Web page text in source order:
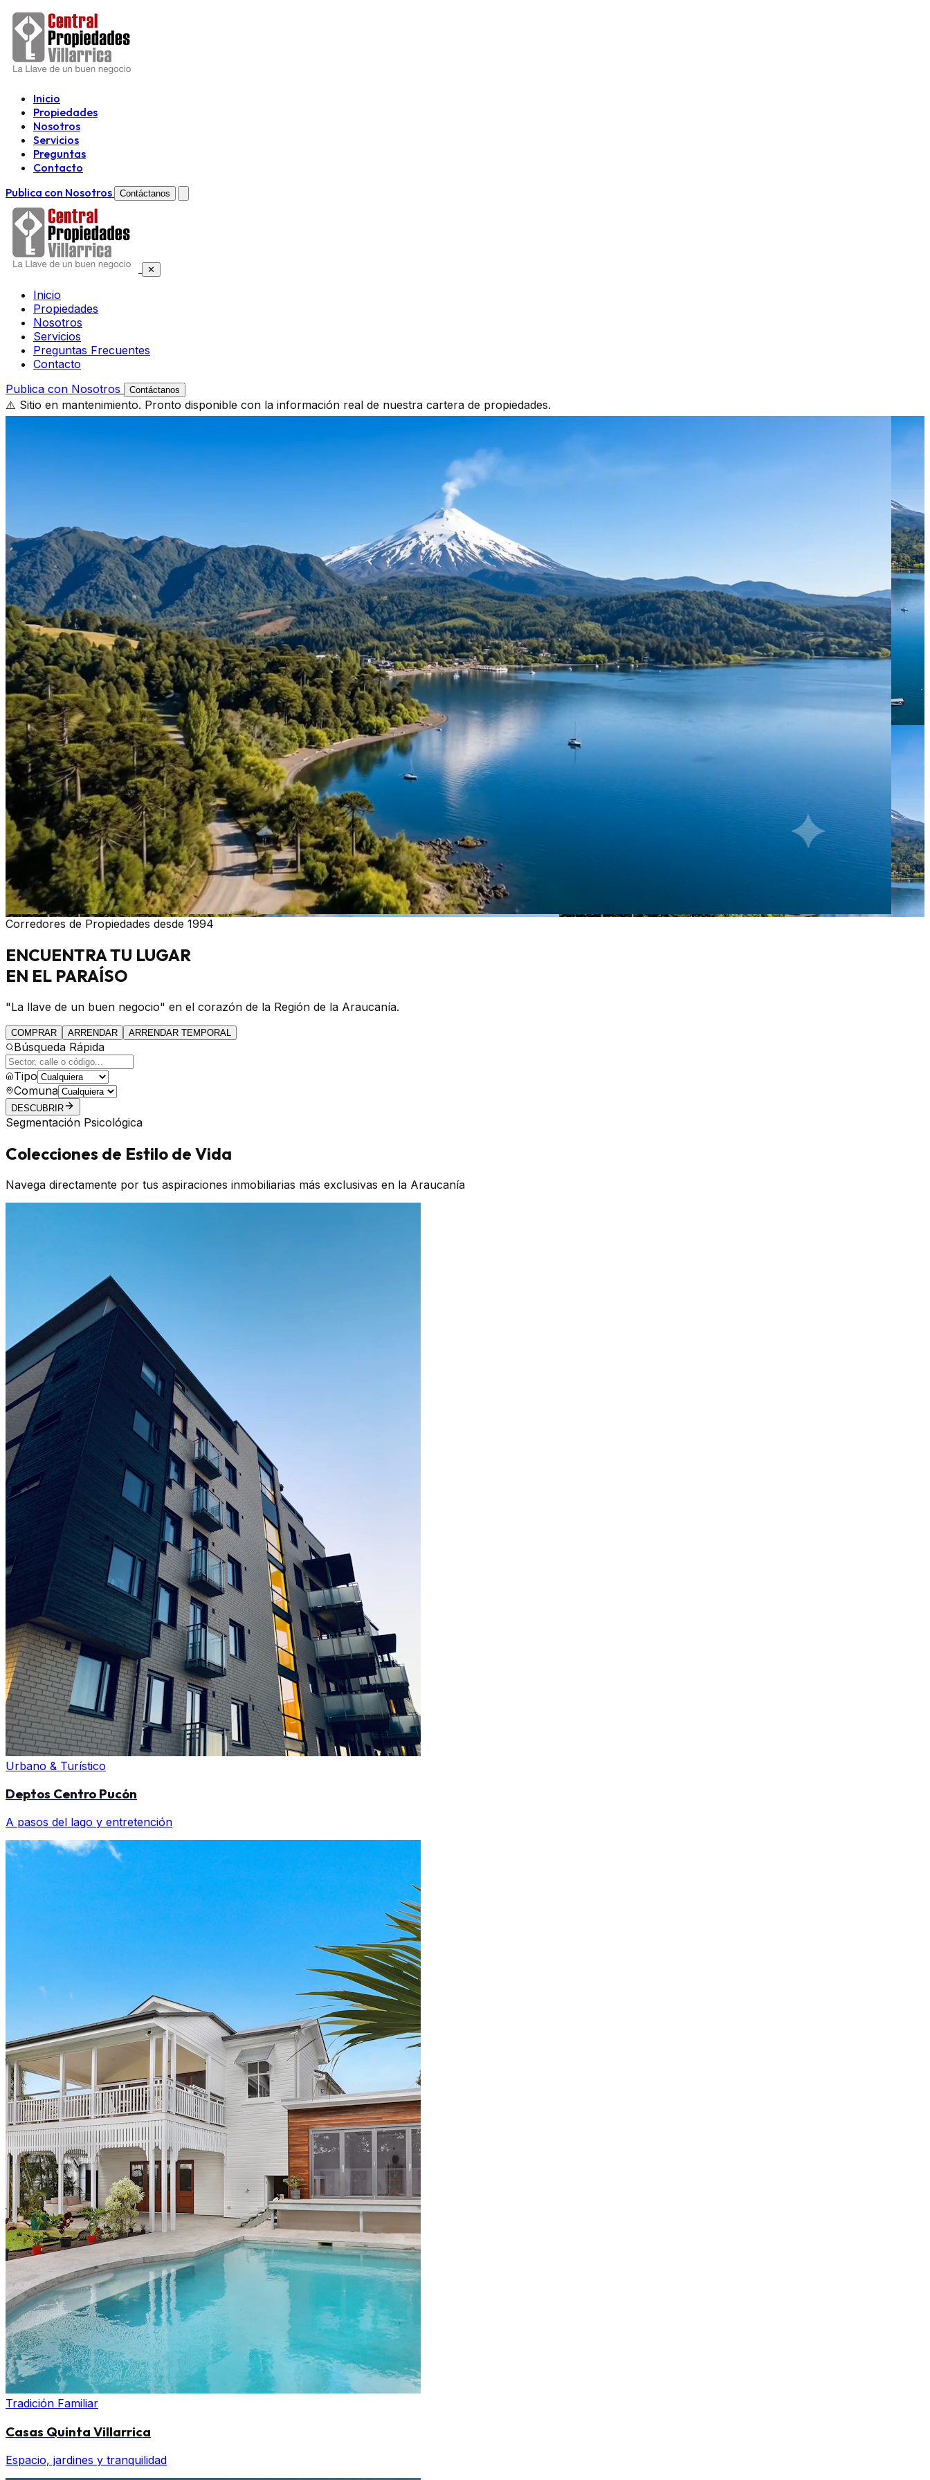
Inicio
Propiedades
Nosotros
Servicios
Preguntas
Contacto
Publica con Nosotros
Contáctanos
✕
Inicio
Propiedades
Nosotros
Servicios
Preguntas Frecuentes
Contacto
Publica con Nosotros
Contáctanos
⚠️ Sitio en mantenimiento. Pronto disponible con la información real de nuestra cartera de propiedades.
Corredores de Propiedades desde 1994
ENCUENTRATU LUGAR
EN EL PARAÍSO
"La llave de un buen negocio" en el corazón de la Región de la Araucanía.
COMPRAR ARRENDAR ARRENDAR TEMPORAL
Búsqueda Rápida
Tipo
Comuna
DESCUBRIR
Segmentación Psicológica
Colecciones de Estilo de Vida
Navega directamente por tus aspiraciones inmobiliarias más exclusivas en la Araucanía
Urbano & Turístico
Deptos Centro Pucón
A pasos del lago y entretención
Tradición Familiar
Casas Quinta Villarrica
Espacio, jardines y tranquilidad